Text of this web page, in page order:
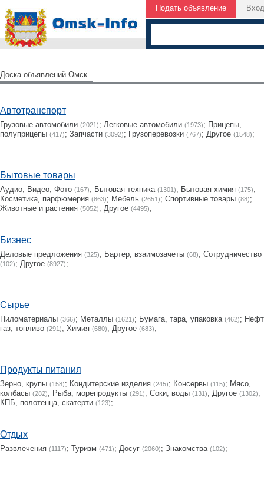
Подать объявление Вход
Доска объявлений Омск
Автотранспорт
Грузовые автомобили (2021); Легковые автомобили (1973); Прицепы,
полуприцепы (417); Запчасти (3092); Грузоперевозки (767); Другое (1548);
Бытовые товары
Аудио, Видео, Фото (167); Бытовая техника (1301); Бытовая химия (175);
Косметика, парфюмерия (863); Мебель (2651); Cпортивные товары (88);
Животные и растения (5052); Другое (4495);
Бизнес
Деловые предложения (325); Бартер, взаимозачеты (68); Сотрудничество
(102); Другое (8927);
Сырье
Пиломатериалы (366); Металлы (1621); Бумага, тара, упаковка (462);
газ, топливо (291); Химия (680); Другое (683);
Продукты питания
Зерно, крупы (158); Кондитерские изделия (245); Консервы (115); Мясо,
колбасы (282); Рыба, морепродукты (291); Соки, воды (131); Другое (1302);
КПБ, полотенца, скатерти (123);
Отдых
Развлечения (1117); Туризм (471); Досуг (2060); Знакомства (102);